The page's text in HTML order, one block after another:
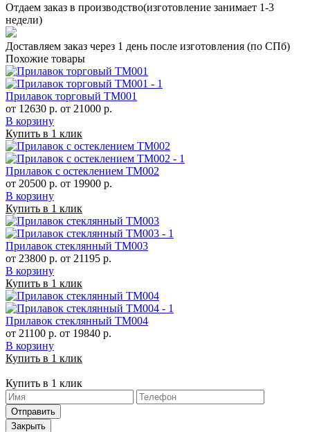
Отдаем заказ в производство(изготовление занимает 1-3
недели)
Доставляем заказ через 1 день после изготовления (по СПб)
Похожие товары
Прилавок торговый ТМ001
от 12630 р. от 21000 р.
В корзину
Купить в 1 клик
Прилавок с остеклением ТМ002
от 20500 р. от 19900 р.
В корзину
Купить в 1 клик
Прилавок стеклянный ТМ003
от 23800 р. от 21195 р.
В корзину
Купить в 1 клик
Прилавок стеклянный ТМ004
от 21100 р. от 19840 р.
В корзину
Купить в 1 клик
Купить в 1 клик
Отправить
Закрыть